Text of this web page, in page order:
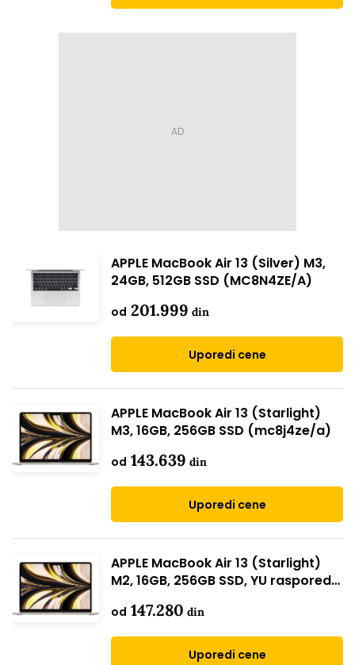
APPLE MacBook Air 13 (Silver) M3,
24GB, 512GB SSD (MC8N4ZE/A)
od 201.999 din
Uporedi cene
APPLE MacBook Air 13 (Starlight)
M3, 16GB, 256GB SSD (mc8j4ze/a)
od 143.639 din
Uporedi cene
APPLE MacBook Air 13 (Starlight)
M2, 16GB, 256GB SSD, YU raspored
od 147.280 din
Uporedi cene